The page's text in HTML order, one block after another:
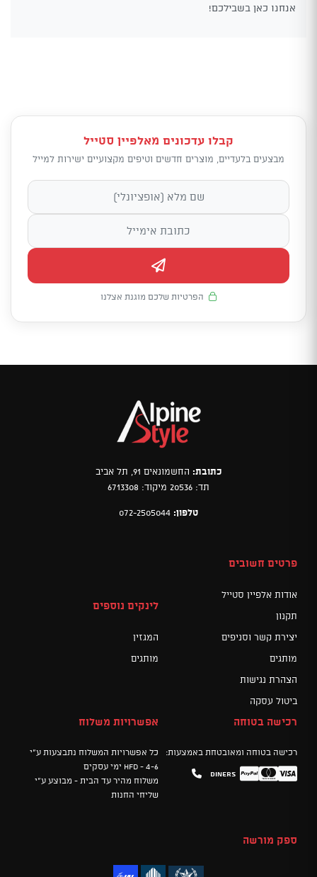
אנחנו כאן בשבילכם!
קבלו עדכונים מאלפיין סטייל
מבצעים בלעדיים, מוצרים חדשים וטיפים מקצועיים ישירות למייל
הפרטיות שלכם מוגנת אצלנו
כתובת: החשמונאים 91, תל אביב
תד: 20536 מיקוד: 6713308
טלפון: 072-2505044
פרטים חשובים
אודות אלפיין סטייל
תקנון
יצירת קשר וסניפים
מותגים
הצהרת נגישות
ביטול עסקה
לינקים נוספים
המגזין
מותגים
רכישה בטוחה
רכישה בטוחה ומאובטחת באמצעות:
Visa
Mastercard
PayPal
Diners
אפשרויות משלוח
כל אפשרויות המשלוח נתבצעות ע"י
HFD - 4-6 ימי עסקים
משלוח מהיר עד הבית - מבוצע ע"י
שליחי החנות
ספק מורשה